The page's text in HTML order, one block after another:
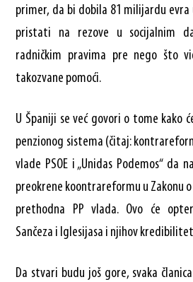
primer, da bi dobila 81 milijardu evra
pristati na rezove u socijalnim
radničkim pravima pre nego što
takozvane pomoći.
U Španiji se već govori o tome kako
penzionog sistema (čitaj:
vlade PSOE i „Unidas Podemos“ da
preokrene koontrareformu u Zakonu
prethodna PP vlada. Ovo će
Sančeza i Iglesijasa i njihov
Da stvari budu još gore, svaka